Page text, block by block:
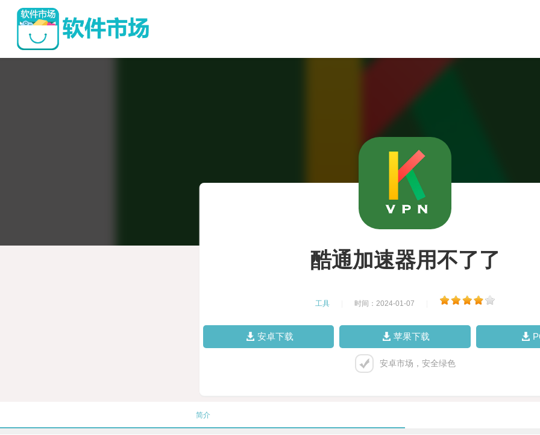
酷通加速器用不了了
工具 时间：2024-01-07
安卓下载 苹果下载
安卓市场，安全绿色
简介